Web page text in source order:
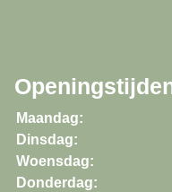
Maandag:
Dinsdag:
Woensdag:
Donderdag: